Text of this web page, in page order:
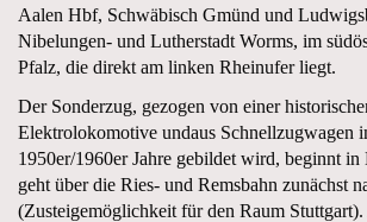
Aalen Hbf, Schwäbisch Gmünd und
Nibelungen- und Lutherstadt Worms, im
Pfalz, die direkt am linken Rheinufer liegt.
Der Sonderzug, gezogen von einer
Elektrolokomotive undaus Schnellzugwagen
1950er/1960er Jahre gebildet wird, beginnt
geht über die Ries- und Remsbahn zunächst
(Zusteigemöglichkeit für den Raum